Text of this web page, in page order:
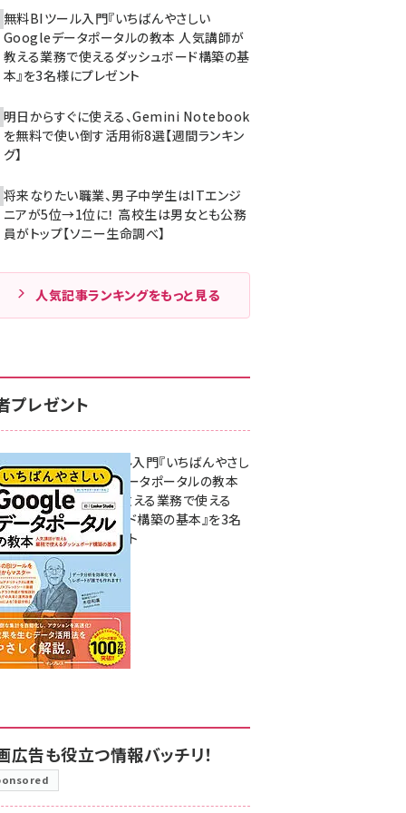
無料BIツール入門『いちばんやさしい
Googleデータポータルの教本 人気講師が
教える業務で使えるダッシュボード構築の基
本』を3名様にプレゼント
明日からすぐに使える、Gemini Notebook
を無料で使い倒す活用術8選【週間ランキン
グ】
将来なりたい職業、男子中学生はITエンジ
ニアが5位→1位に！ 高校生は男女とも公務
員がトップ【ソニー生命調べ】
人気記事ランキングをもっと見る
プレゼント
無料BIツール入門『いちばんやさし
いGoogleデータポータルの教本
人気講師が教える業務で使える
ダッシュボード構築の基本』を3名
様にプレゼント
7月31日 10:00
広告も役立つ情報バッチリ！